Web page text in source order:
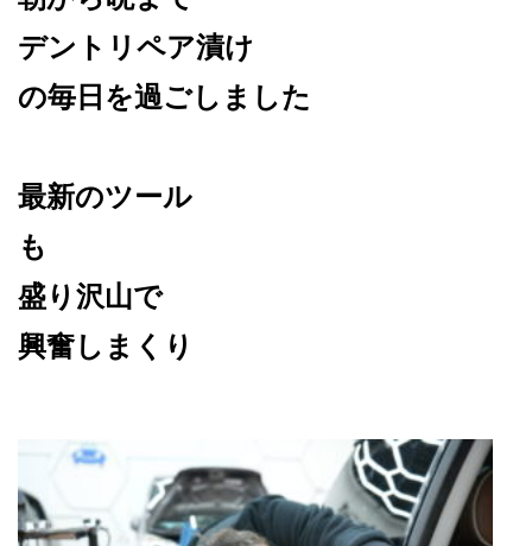
デントリペア漬け
の毎日を過ごしました
最新のツール
も
盛り沢山で
興奮しまくり